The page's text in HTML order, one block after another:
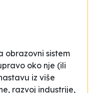
obrazovni sistem
oko nje (ili
iz više
razvoj industrije,